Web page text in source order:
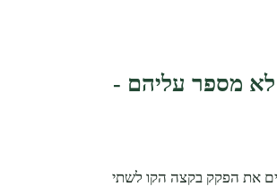
לא מספר עליהם -
את הפקק בקצה הקו לשתי